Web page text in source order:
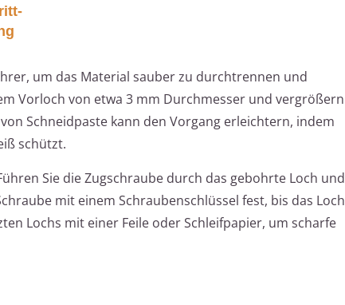
um das Material sauber zu durchtrennen und
Vorloch von etwa 3 mm Durchmesser und vergrößern
Schneidpaste kann den Vorgang erleichtern, indem
schützt.
Sie die Zugschraube durch das gebohrte Loch und
mit einem Schraubenschlüssel fest, bis das Loch
Lochs mit einer Feile oder Schleifpapier, um scharfe